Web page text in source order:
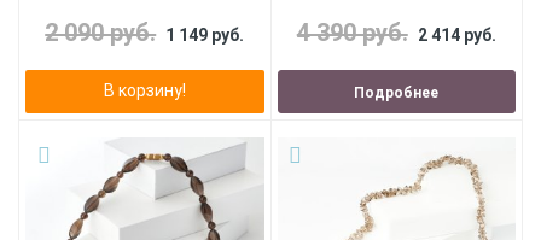
2 090 руб. 1 149 руб.
В корзину!
4 390 руб. 2 414 руб.
Подробнее